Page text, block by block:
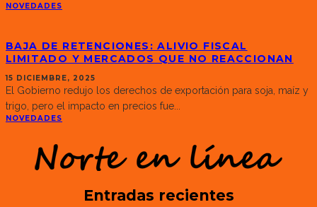
NOVEDADES
BAJA DE RETENCIONES: ALIVIO FISCAL
LIMITADO Y MERCADOS QUE NO REACCIONAN
15 DICIEMBRE, 2025
El Gobierno redujo los derechos de exportación para soja, maíz y
trigo, pero el impacto en precios fue
NOVEDADES
Entradas recientes